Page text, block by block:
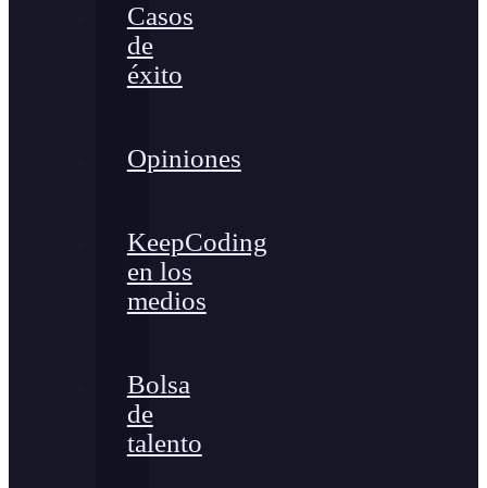
Casos
de
éxito
Opiniones
KeepCoding
en los
medios
Bolsa
de
talento